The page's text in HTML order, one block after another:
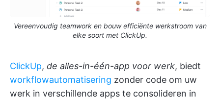
Vereenvoudig teamwork en bouw efficiënte werkstroom van
elke soort met ClickUp.
ClickUp, de alles-in-één-app voor werk, biedt
workflowautomatisering zonder code om uw
werk in verschillende apps te consolideren in